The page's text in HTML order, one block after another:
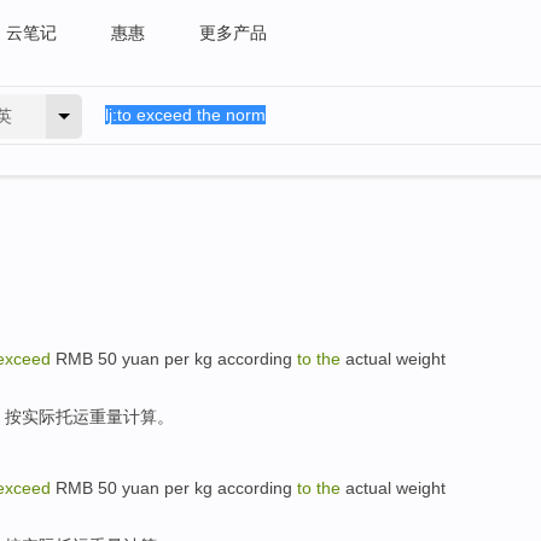
云笔记 惠惠 更多产品
RMB 50 yuan per kg according to the actual weight
按实际托运重量计算。
RMB 50 yuan per kg according to the actual weight